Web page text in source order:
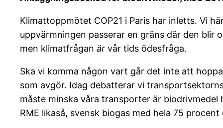
Klimattoppmötet COP21 i Paris har inletts. Vi
uppvärmningen passerar en gräns där den
men klimatfrågan är vår tids ödesfråga.
Ska vi komma någon vart går det inte att
som avgör. Idag debatterar vi
måste minska våra transporter är
RME likaså, svensk biogas med hela 75